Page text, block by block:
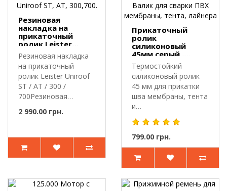
Резиновая
накладка на
прикаточный
ролик Leister
Uniroof ST, AT,
300,700.
Резиновая накладка
на прикаточный
ролик Leister Uniroof
ST / AT / 300 /
700Резиновая
2 990.00 грн.
Прикаточный
ролик
силиконовый
45мм серый .
Валик для сварки
ПВХ мембраны,
тента, лайнера
Термостойкий
силиконовый ролик
45 мм для прикатки
шва мембраны, тента
и
лайнера.Прикаточный
ролик пр..
799.00 грн.